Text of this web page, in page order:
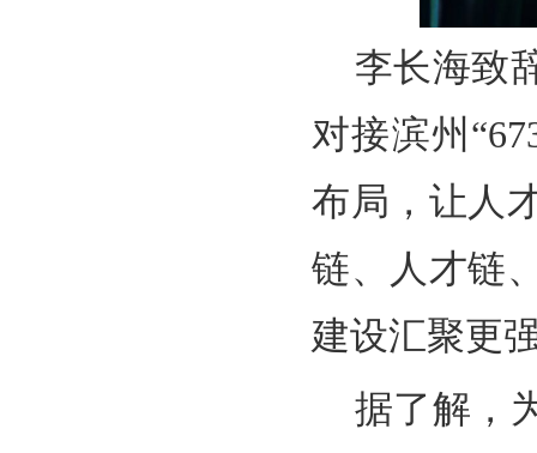
李长海致
对接滨州
布局，让人
链、人才链
建设汇聚更
据了解，